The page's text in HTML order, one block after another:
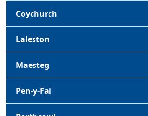
Coychurch
Laleston
Maesteg
Pen-y-Fai